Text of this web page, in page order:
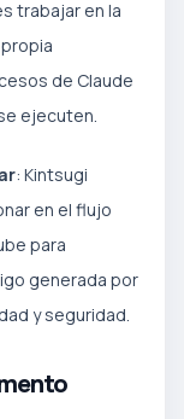
trabajar en la
de Claude
ejecuten.
: Kintsugi
en el flujo
para
generada por
y seguridad.